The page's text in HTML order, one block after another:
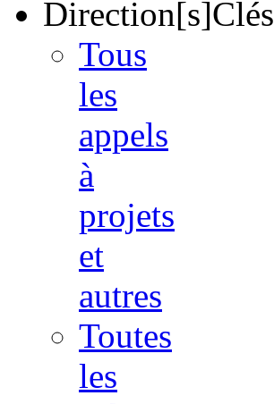
Direction[s]Clés
Tous
les
appels
à
projets
et
autres
Toutes
les